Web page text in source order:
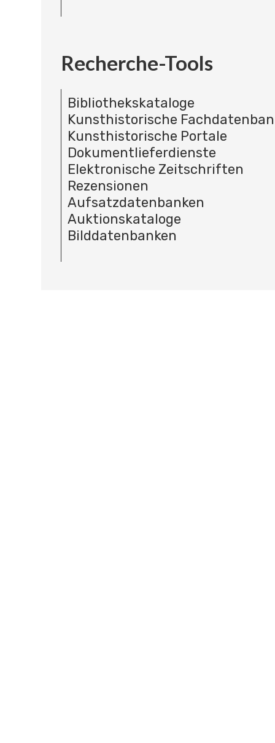
Recherche-Tools
Bibliothekskataloge
Kunsthistorische
Kunsthistorische Portale
Dokumentlieferdienste
Elektronische Zeitschriften
Rezensionen
Aufsatzdatenbanken
Auktionskataloge
Bilddatenbanken